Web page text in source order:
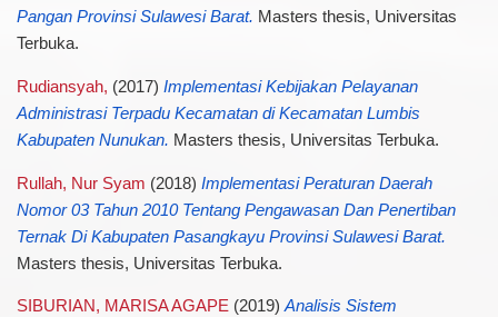
Pangan Provinsi Sulawesi Barat. Masters thesis, Universitas
Terbuka.
Rudiansyah, (2017) Implementasi Kebijakan Pelayanan
Administrasi Terpadu Kecamatan di Kecamatan Lumbis
Kabupaten Nunukan. Masters thesis, Universitas Terbuka.
Rullah, Nur Syam (2018) Implementasi Peraturan Daerah
Nomor 03 Tahun 2010 Tentang Pengawasan Dan Penertiban
Ternak Di Kabupaten Pasangkayu Provinsi Sulawesi Barat.
Masters thesis, Universitas Terbuka.
SIBURIAN, MARISA AGAPE(2019)Analisis Sistem